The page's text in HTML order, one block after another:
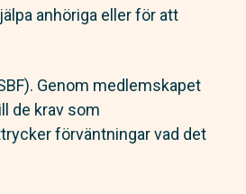
anhöriga eller för att
Genom medlemskapet
de krav som
förväntningar vad det